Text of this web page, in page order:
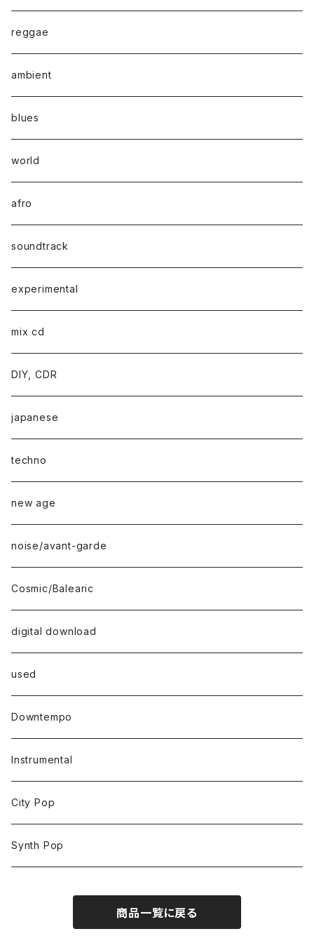
reggae
ambient
blues
world
afro
soundtrack
experimental
mix cd
DIY, CDR
japanese
techno
new age
noise/avant-garde
Cosmic/Balearic
digital download
used
Downtempo
Instrumental
City Pop
Synth Pop
商品一覧に戻る